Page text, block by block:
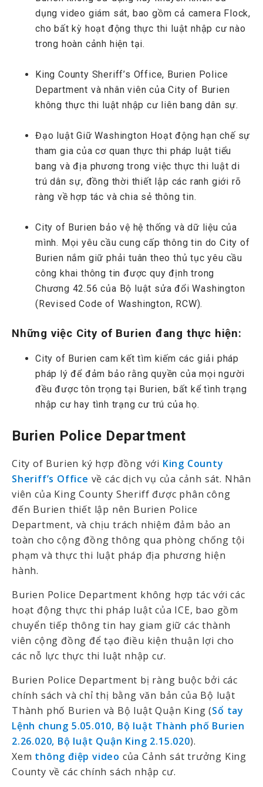
dụng video giám sát, bao gồm cả camera Flock,
cho bất kỳ hoạt động thực thi luật nhập cư nào
trong hoàn cảnh hiện tại.
King County Sheriff’s Office, Burien Police
Department và nhân viên của City of Burien
không thực thi luật nhập cư liên bang dân sự.
Đạo luật Giữ Washington Hoạt động hạn chế sự
tham gia của cơ quan thực thi pháp luật tiểu
bang và địa phương trong việc thực thi luật di
trú dân sự, đồng thời thiết lập các ranh giới rõ
ràng về hợp tác và chia sẻ thông tin.
City of Burien bảo vệ hệ thống và dữ liệu của
mình. Mọi yêu cầu cung cấp thông tin do City of
Burien nắm giữ phải tuân theo thủ tục yêu cầu
công khai thông tin được quy định trong
Chương 42.56 của Bộ luật sửa đổi Washington
(Revised Code of Washington, RCW).
Những việc City of Burien đang thực hiện:
City of Burien cam kết tìm kiếm các giải pháp
pháp lý để đảm bảo rằng quyền của mọi người
đều được tôn trọng tại Burien, bất kể tình trạng
nhập cư hay tình trạng cư trú của họ.
Burien Police Department
City of Burien ký hợp đồng với King County
Sheriff’s Office về các dịch vụ của cảnh sát. Nhân
viên của King County Sheriff được phân công
đến Burien thiết lập nên Burien Police
Department, và chịu trách nhiệm đảm bảo an
toàn cho cộng đồng thông qua phòng chống tội
phạm và thực thi luật pháp địa phương hiện
hành.
Burien Police Department không hợp tác với các
hoạt động thực thi pháp luật của ICE, bao gồm
chuyển tiếp thông tin hay giam giữ các thành
viên cộng đồng để tạo điều kiện thuận lợi cho
các nỗ lực thực thi luật nhập cư.
Burien Police Department bị ràng buộc bởi các
chính sách và chỉ thị bằng văn bản của Bộ luật
Thành phố Burien và Bộ luật Quận King (Sổ tay
Lệnh chung 5.05.010, Bộ luật Thành phố Burien
2.26.020, Bộ luật Quận King 2.15.020).
Xem thông điệp video của Cảnh sát trưởng King
County về các chính sách nhập cư.